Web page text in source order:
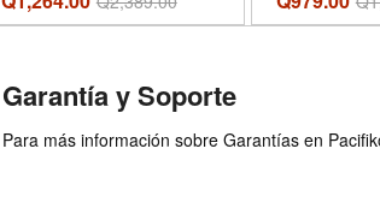
Garantía y Soporte
Para más información sobre Garantías en